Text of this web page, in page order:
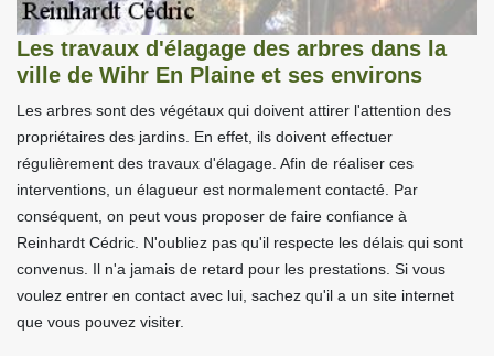
Les travaux d'élagage des arbres dans la
ville de Wihr En Plaine et ses environs
Les arbres sont des végétaux qui doivent attirer l'attention des
propriétaires des jardins. En effet, ils doivent effectuer
régulièrement des travaux d'élagage. Afin de réaliser ces
interventions, un élagueur est normalement contacté. Par
conséquent, on peut vous proposer de faire confiance à
Reinhardt Cédric. N'oubliez pas qu'il respecte les délais qui sont
convenus. Il n'a jamais de retard pour les prestations. Si vous
voulez entrer en contact avec lui, sachez qu'il a un site internet
que vous pouvez visiter.